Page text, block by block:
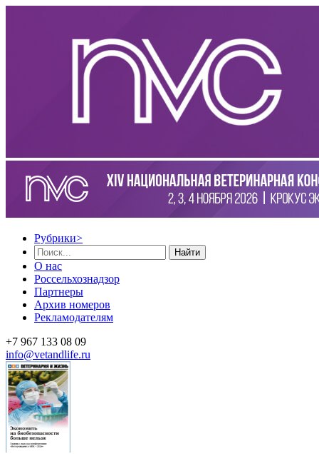
Рубрики>
Найти
О нас
Россельхознадзор
Партнеры
Архив номеров
Рекламодателям
+7 967 133 08 09
info@vetandlife.ru